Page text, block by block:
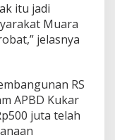
itu jadi
Muara
jelasnya
RS
APBD Kukar
juta telah